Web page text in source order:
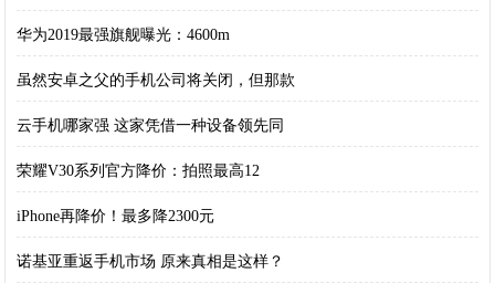
华为2019最强旗舰曝光：4600m
虽然安卓之父的手机公司将关闭，但那款
云手机哪家强 这家凭借一种设备领先同
荣耀V30系列官方降价：拍照最高12
iPhone再降价！最多降2300元
诺基亚重返手机市场 原来真相是这样？